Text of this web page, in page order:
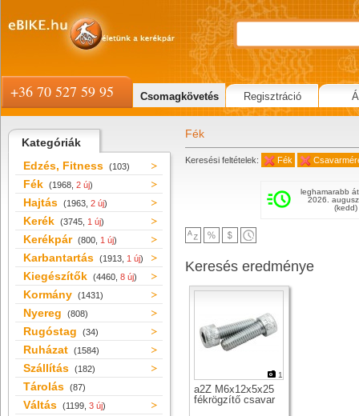
Kategóriák
Edzés, Fitness (103)
Fék (1968, 2 új)
Hajtás (1963, 2 új)
Kerék (3745, 1 új)
Kerékpár (800, 1 új)
Karbantartás (1913, 1 új)
Kiegészítők (4460, 8 új)
Kormány (1431)
Nyereg (808)
Rugóstag (34)
Ruházat (1584)
Szállítás (182)
Tárolás (87)
Váltás (1199, 3 új)
Fék
Keresési feltételek: Fék
leghamarabb
2026.
(kedd)
Keresés eredménye
1
a2Z M6x12x5x25
fékrögzítő csavar
+36 70 527 59 95 Csomagkövetés Regisztráció